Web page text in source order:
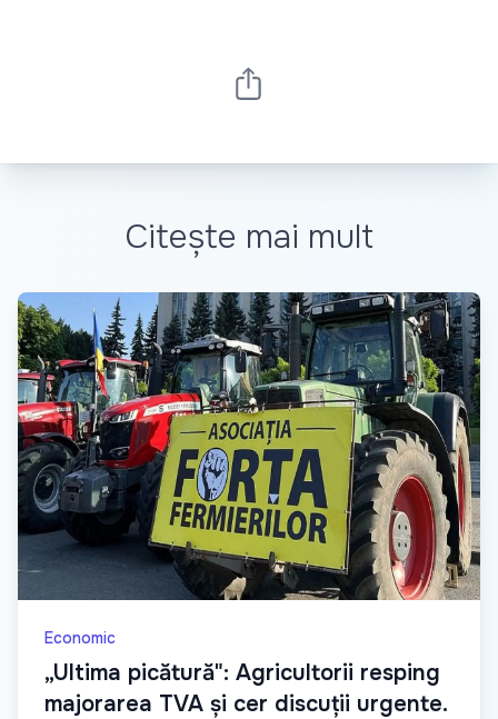
Citește mai mult
Economic
„Ultima picătură": Agricultorii resping
majorarea TVA și cer discuții urgente.